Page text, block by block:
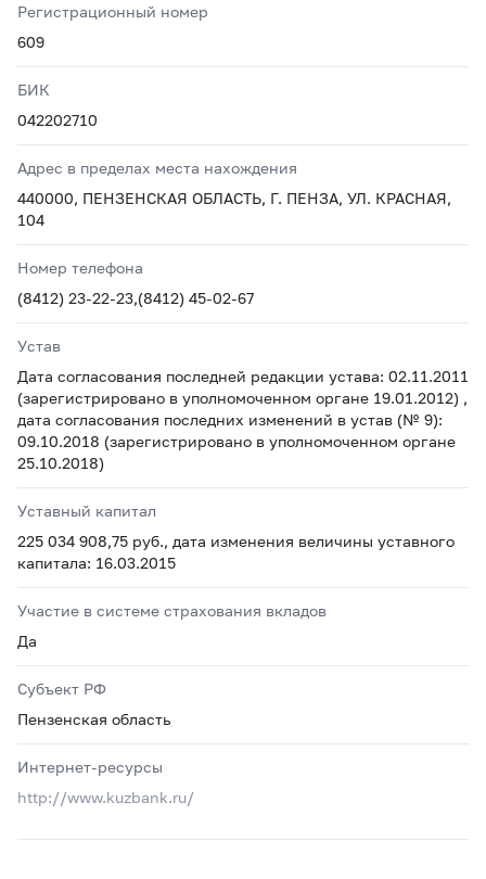
Регистрационный номер
609
БИК
042202710
Адрес в пределах места нахождения
440000, ПЕНЗЕНСКАЯ ОБЛАСТЬ, Г. ПЕНЗА, УЛ. КРАСНАЯ,
104
Номер телефона
(8412) 23-22-23,(8412) 45-02-67
Устав
Дата согласования последней редакции устава: 02.11.2011
(зарегистрировано в уполномоченном органе 19.01.2012) ,
дата согласования последних изменений в устав (№ 9):
09.10.2018 (зарегистрировано в уполномоченном органе
25.10.2018)
Уставный капитал
225 034 908,75 руб., дата изменения величины уставного
капитала: 16.03.2015
Участие в системе страхования вкладов
Да
Субъект РФ
Пензенская область
Интернет-ресурсы
http://www.kuzbank.ru/